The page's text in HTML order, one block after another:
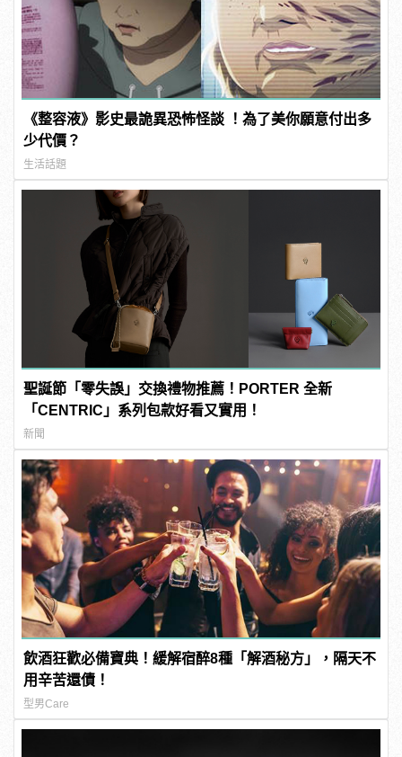
《整容液》影史最詭異恐怖怪談 ！為了美你願意付出多
少代價？
生活話題
聖誕節「零失誤」交換禮物推薦！PORTER 全新
「CENTRIC」系列包款好看又實用！
新聞
飲酒狂歡必備寶典！緩解宿醉8種「解酒秘方」，隔天不
用辛苦還債！
型男Care